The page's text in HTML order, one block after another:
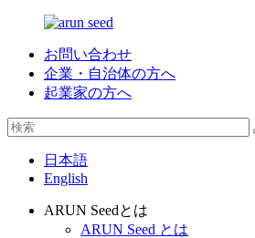
お問い合わせ
企業・自治体の方へ
起業家の方へ
日本語
English
ARUN Seedとは
ARUN Seed とは